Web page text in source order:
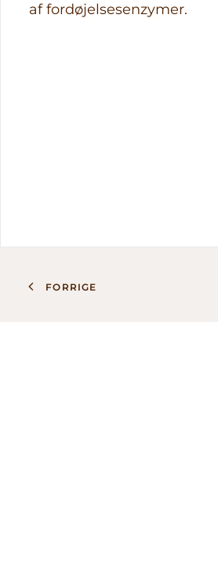
af fordøjelsesenzymer.
FORRIGE